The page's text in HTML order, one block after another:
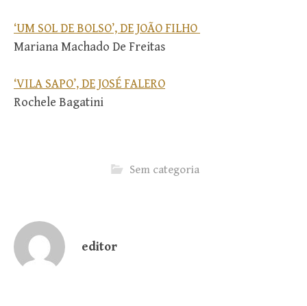
‘UM SOL DE BOLSO’, DE JOÃO FILHO
Mariana Machado De Freitas
‘VILA SAPO’, DE JOSÉ FALERO
Rochele Bagatini
Sem categoria
editor